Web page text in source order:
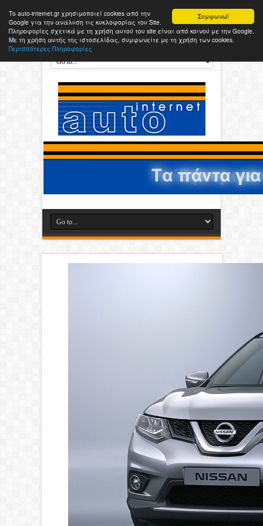
Συμφωνώ!
Το auto-internet.gr χρησιμοποιεί cookies από την
Google για την ανάλυση τις κυκλοφορίας του Site.
Πληροφορίες σχετικά με τη χρήση αυτού του site είναι από κοινού με την Google.
Με τη χρήση αυτής της ιστοσελίδας, συμφωνείτε με τη χρήση των cookies.
Περισσότερες Πληροφορίες